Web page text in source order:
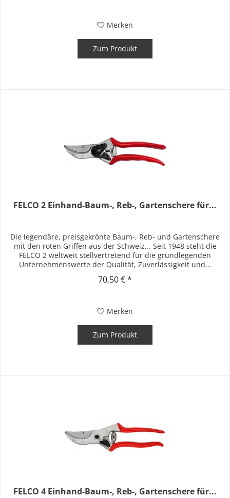
Merken
Zum Produkt
FELCO 2 Einhand-Baum-, Reb-, Gartenschere für...
Die legendäre, preisgekrönte Baum-, Reb- und Gartenschere
mit den roten Griffen aus der Schweiz... Seit 1948 steht die
FELCO 2 weltweit stellvertretend für die grundlegenden
Unternehmenswerte der Qualität, Zuverlässigkeit und...
70,50 € *
Merken
Zum Produkt
FELCO 4 Einhand-Baum-, Reb-, Gartenschere für...